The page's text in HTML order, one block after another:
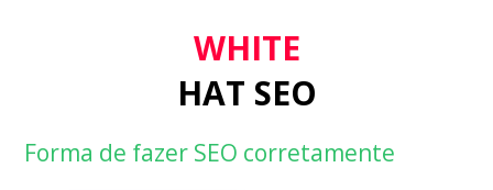
WHITE
HAT SEO
Forma de fazer SEO corretamente